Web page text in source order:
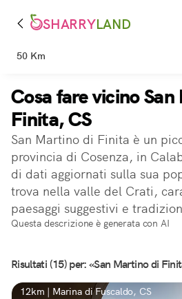
SHARRYLAND
50 Km
Cosa fare vicino
Finita, CS
San Martino di Finita è un
provincia di Cosenza, in
di dati aggiornati sulla sua
trova nella valle del Crati,
paesaggi suggestivi e
Questa descrizione è generata con AI
Risultati (15) per: «San Martino di
12km | Marina di Fuscaldo, CS